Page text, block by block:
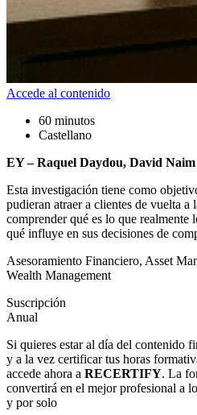
Accede al contenido
60 minutos
Castellano
EY – Raquel Daydou, David Naim
Esta investigación tiene como
pudieran atraer a clientes de vuelta a
comprender qué es lo que realmente
qué influye en sus decisiones de
Asesoramiento Financiero, Asset
Wealth Management
Suscripción
Anual
Si quieres estar al día del contenido
y a la vez certificar tus horas
accede ahora a RECERTIFY. La
convertirá en el mejor profesional a
y por solo